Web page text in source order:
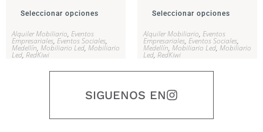
Seleccionar opciones
Alquiler Mobiliario, Eventos
Empresariales, Eventos Sociales,
Medellín, Mobiliario Led, Mobiliario
Led, RedKiwi
Seleccionar opciones
Alquiler Mobiliario, Eventos
Empresariales, Eventos Sociales,
Medellín, Mobiliario Led, Mobiliario
Led, RedKiwi
SIGUENOS EN